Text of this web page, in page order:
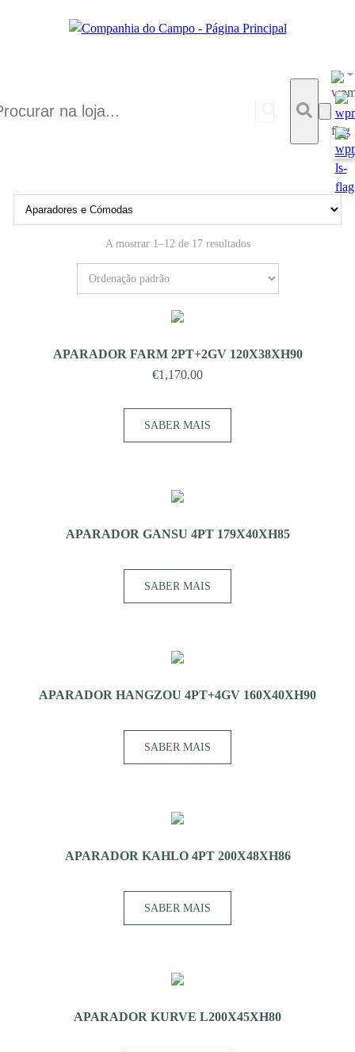
A mostrar 1–12 de 17 resultados
APARADOR FARM 2PT+2GV 120X38XH90
€1,170.00
SABER MAIS
APARADOR GANSU 4PT 179X40XH85
SABER MAIS
APARADOR HANGZOU 4PT+4GV 160X40XH90
SABER MAIS
APARADOR KAHLO 4PT 200X48XH86
SABER MAIS
APARADOR KURVE L200X45XH80